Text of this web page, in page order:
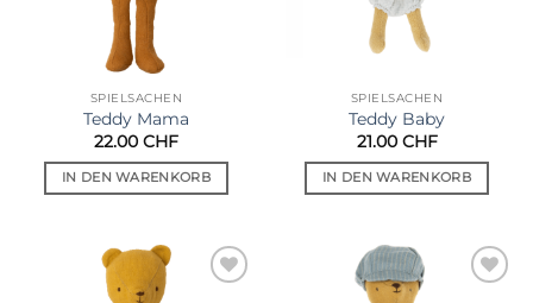
SPIELSACHEN
Teddy Mama
22.00 CHF
IN DEN WARENKORB
SPIELSACHEN
Teddy Baby
21.00 CHF
IN DEN WARENKORB